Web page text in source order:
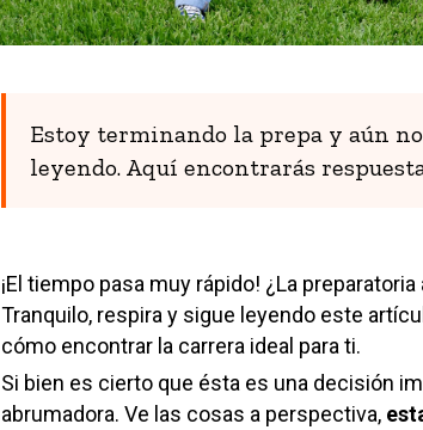
Estoy terminando la prepa y aún
leyendo. Aquí encontrarás
¡El tiempo pasa muy rápido! ¿La
Tranquilo, respira y sigue leyendo este
cómo encontrar la carrera ideal para ti.
Si bien es cierto que ésta es una decisión
abrumadora. Ve las cosas a perspectiva,